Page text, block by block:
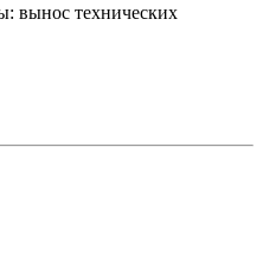
вынос технических